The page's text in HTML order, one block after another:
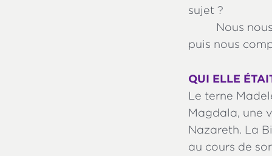
sujet ?
Nous
puis nous
QUI ELLE
Le terne
Magdala, une
Nazareth. La
au cours de